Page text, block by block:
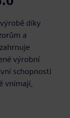
díky
a
výrobní
schopnosti
vnímají,